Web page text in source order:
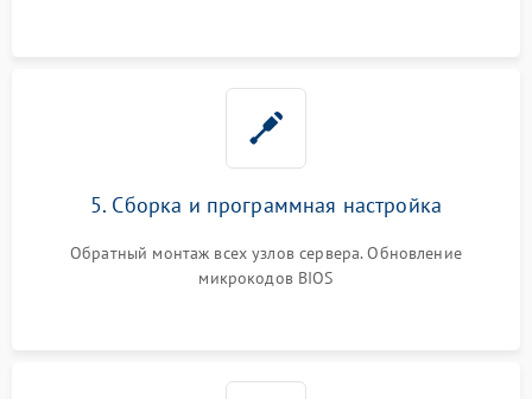
5. Сборка и программная настройка
Обратный монтаж всех узлов сервера. Обновление
микрокодов BIOS